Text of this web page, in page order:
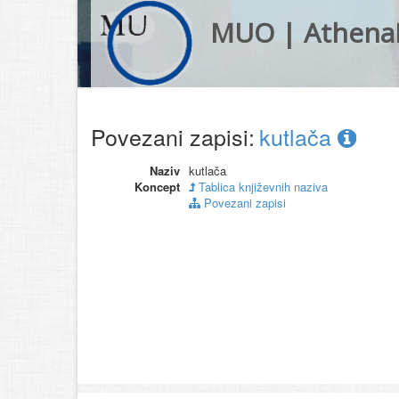
MUO |
Povezani zapisi: kutlača
Naziv kutlača
Koncept
Tablica književnih naziva
Povezani zapisi